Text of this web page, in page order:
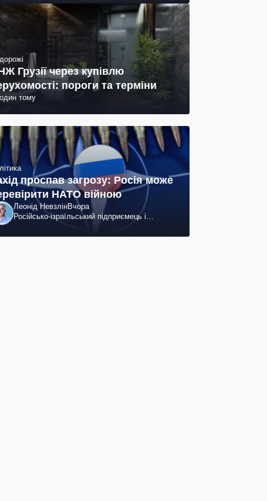
Грузії через купівлю
пороги та терміни
тому
проспав загрозу: Росія може
НАТО війною
Леонід НевзлінВчора
Російсько-ізраїльський підприємець і
"ЮКОСа"